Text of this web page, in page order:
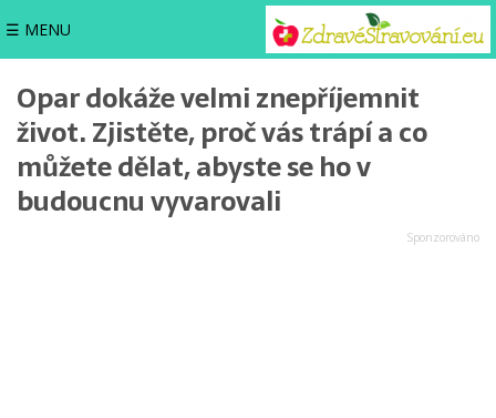
☰ MENU
Opar dokáže velmi znepříjemnit
život. Zjistěte, proč vás trápí a co
můžete dělat, abyste se ho v
budoucnu vyvarovali